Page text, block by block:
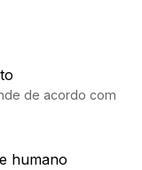
de acordo com
humano